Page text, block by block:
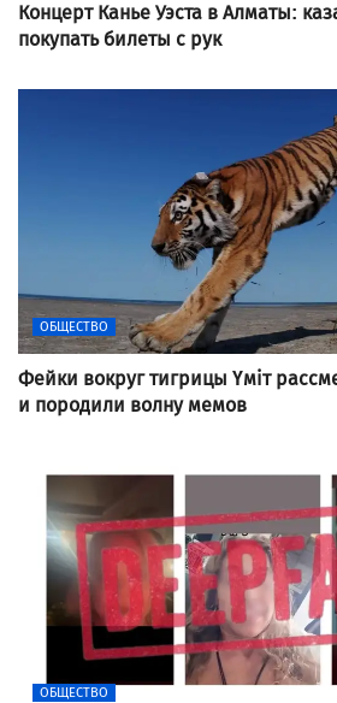
Концерт Канье Уэста в Алматы:
покупать билеты с рук
ОБЩЕСТВО
Фейки вокруг тигрицы Үміт
и породили волну мемов
ОБЩЕСТВО